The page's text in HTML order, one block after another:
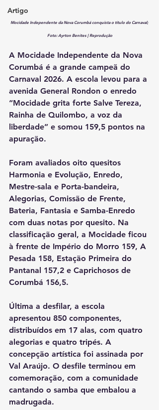
Artigo
Mocidade Independente da Nova Corumbá conquista o título do Carnaval;
Foto: Ayrton Benites | Reprodução
A Mocidade Independente da Nova
Corumbá é a grande campeã do
Carnaval 2026. A escola levou para a
avenida General Rondon o enredo
“Mocidade grita forte Salve Tereza,
Rainha de Quilombo, a voz da
liberdade” e somou 159,5 pontos na
apuração.
Foram avaliados oito quesitos
Harmonia e Evolução, Enredo,
Mestre-sala e Porta-bandeira,
Alegorias, Comissão de Frente,
Bateria, Fantasia e Samba-Enredo
com duas notas por quesito. Na
classificação geral, a Mocidade ficou
à frente de Império do Morro 159, A
Pesada 158, Estação Primeira do
Pantanal 157,2 e Caprichosos de
Corumbá 156,5.
Última a desfilar, a escola
apresentou 850 componentes,
distribuídos em 17 alas, com quatro
alegorias e quatro tripés. A
concepção artística foi assinada por
Val Araújo. O desfile terminou em
comemoração, com a comunidade
cantando o samba que embalou a
madrugada.